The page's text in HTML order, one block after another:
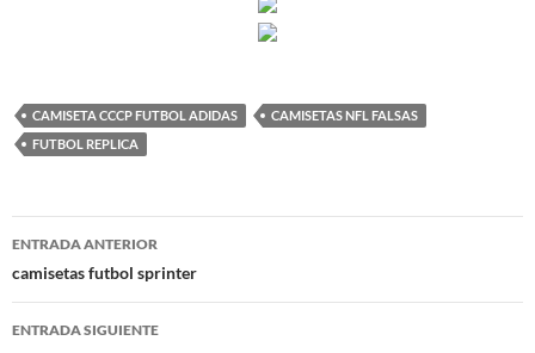
CAMISETA CCCP FUTBOL ADIDAS
CAMISETAS NFL FALSAS
FUTBOL REPLICA
Navegación
de
entradas
ENTRADA ANTERIOR
camisetas futbol sprinter
ENTRADA SIGUIENTE